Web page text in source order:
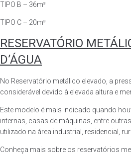
TIPO B – 36m³
TIPO C – 20m³
RESERVATÓRIO
D’ÁGUA
No Reservatório metálico elevado, a
considerável devido à elevada altura e
Este modelo é mais indicado quando
internas, casas de máquinas, entre
utilizado na área industrial, residencial,
Conheça mais sobre os reservatórios